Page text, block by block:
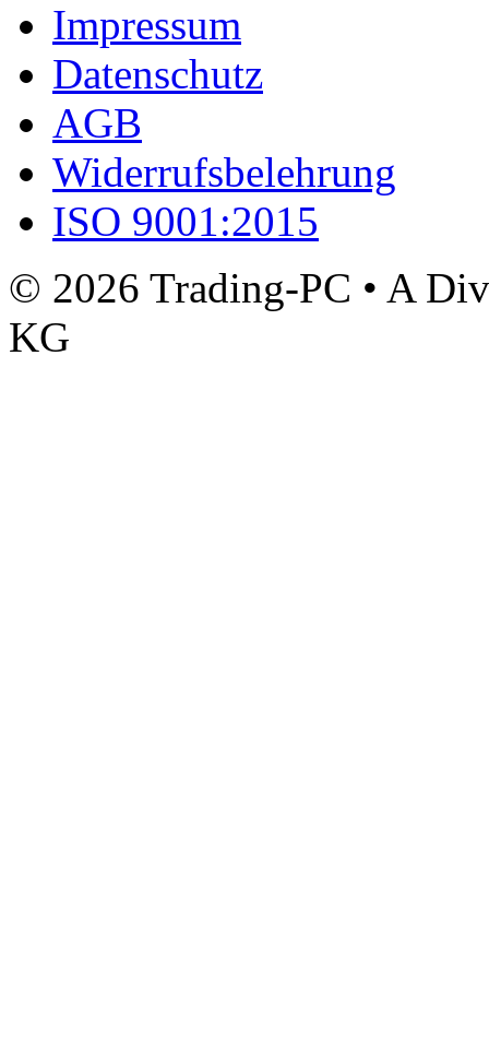
Impressum
Datenschutz
AGB
Widerrufsbelehrung
ISO 9001:2015
© 2026 Trading-PC • A
KG